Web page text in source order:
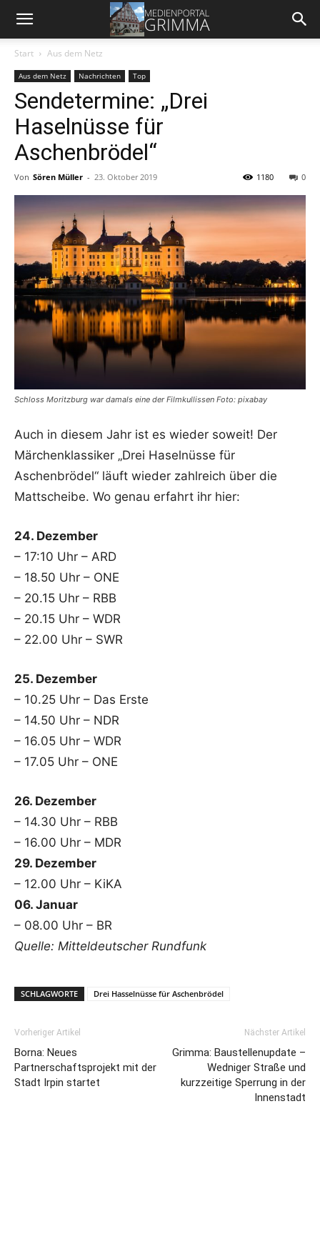
Start Aus dem Netz
Aus dem Netz Nachrichten Top
Sendetermine: „Drei
Haselnüsse für
Aschenbrödel“
Von Sören Müller - 23. Oktober 2019 0
1180
Schloss Moritzburg war damals eine der Filmkullissen Foto: pixabay
Auch in diesem Jahr ist es wieder soweit! Der
Märchenklassiker „Drei Haselnüsse für
Aschenbrödel“ läuft wieder zahlreich über die
Mattscheibe. Wo genau erfahrt ihr hier:
24. Dezember
– 17:10 Uhr – ARD
– 18.50 Uhr – ONE
– 20.15 Uhr – RBB
– 20.15 Uhr – WDR
– 22.00 Uhr – SWR
25. Dezember
– 10.25 Uhr – Das Erste
– 14.50 Uhr – NDR
– 16.05 Uhr – WDR
– 17.05 Uhr – ONE
26. Dezember
– 14.30 Uhr – RBB
– 16.00 Uhr – MDR
29. Dezember
– 12.00 Uhr – KiKA
06. Januar
– 08.00 Uhr – BR
Quelle: Mitteldeutscher Rundfunk
SCHLAGWORTE Drei Hasselnüsse für Aschenbrödel
Vorheriger Artikel
Borna: Neues
Partnerschaftsprojekt mit der
Stadt Irpin startet
Nächster Artikel
Grimma: Baustellenupdate –
Wedniger Straße und
kurzzeitige Sperrung in der
Innenstadt